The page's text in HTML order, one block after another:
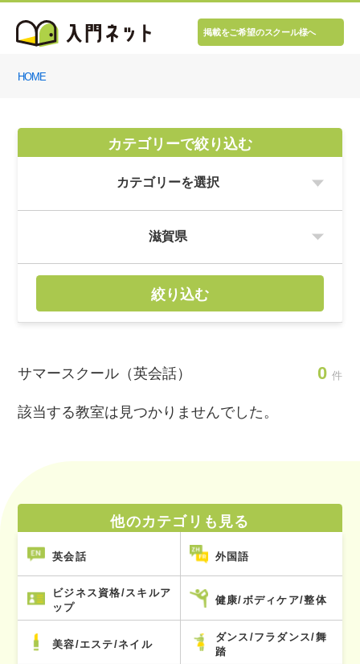
掲載をご希望のスクール様へ
HOME
カテゴリーで絞り込む
絞り込む
サマースクール（英会話） 0 件
該当する教室は見つかりませんでした。
他のカテゴリも見る
英会話 外国語
ビジネス資格/スキルア
ップ
健康/ボディケア/整体
美容/エステ/ネイル
ダンス/フラダンス/舞
踏